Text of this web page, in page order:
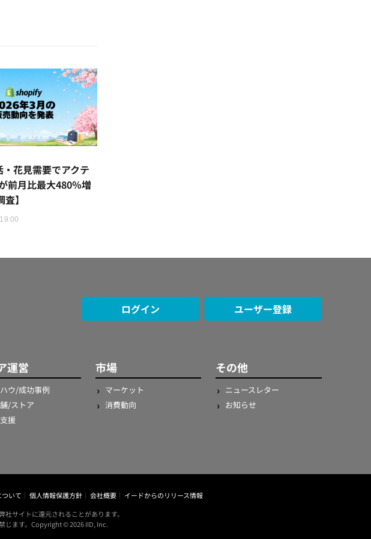
花見需要でアクテ
前月比最大480％増
】
ログイン ユーザー登録
運営
ウ/成功事例
/ストア
援
市場
マーケット
消費動向
その他
ニュースレター
お知らせ
いて 個人情報保護方針 会社概要
イードからのリリース情報
サイトに還元されることがあります。
じます。Copyright © 2026 IID, Inc.